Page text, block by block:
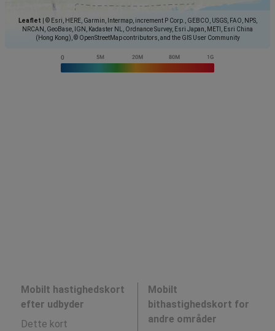
Leaflet
© Esri, HERE, Garmin, Intermap, increment P Corp., GEBCO, USGS, FAO, NPS,
NRCAN, GeoBase, IGN, Kadaster NL, Ordnance Survey, Esri Japan, METI, Esri China
(Hong Kong), © OpenStreetMap contributors, and the GIS User Community
Mobilt hastighedskort
efter udbyder
Dette kort
Mobilt
bithastighedskort for
andre områder